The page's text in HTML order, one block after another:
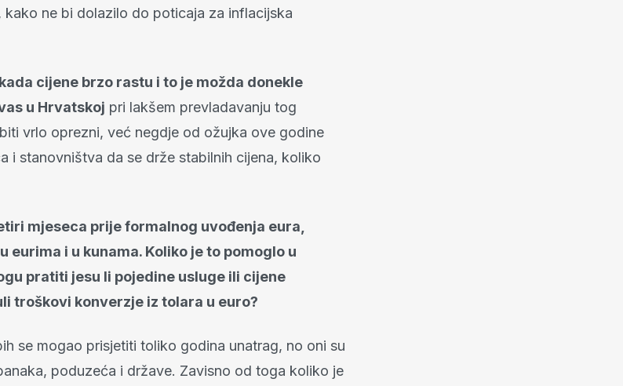
kako ne bi dolazilo do poticaja za inflacijska
cijene brzo rastu i to je možda donekle
u Hrvatskoj pri lakšem prevladavanju tog
vrlo oprezni, već negdje od ožujka ove godine
i stanovništva da se drže stabilnih cijena, koliko
mjeseca prije formalnog uvođenja eura,
eurima i u kunama. Koliko je to pomoglo u
pratiti jesu li pojedine usluge ili cijene
troškovi konverzje iz tolara u euro?
se mogao prisjetiti toliko godina unatrag, no oni su
poduzeća i države. Zavisno od toga koliko je